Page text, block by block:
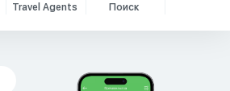
Travel Agents Поиск